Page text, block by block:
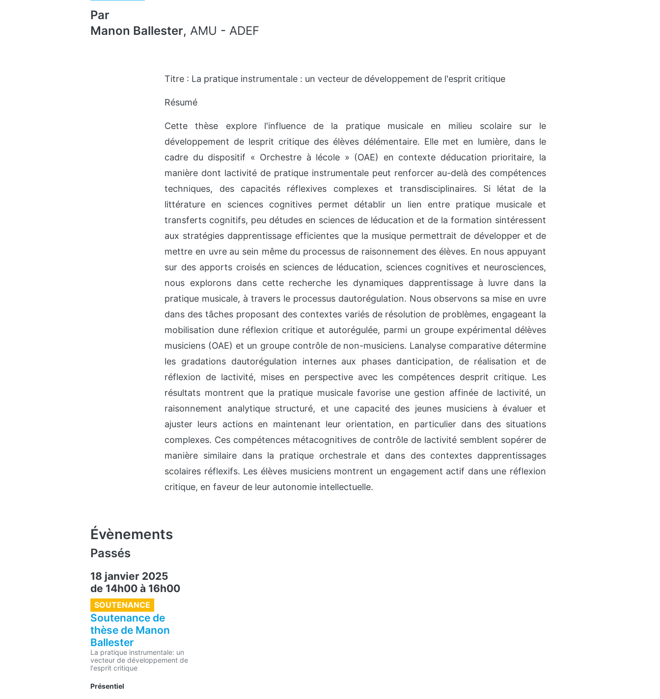
Par
Manon Ballester, AMU - ADEF
Titre : La pratique instrumentale : un vecteur de développement de l'esprit critique
Résumé
Cette thèse explore l'influence de la pratique musicale en milieu scolaire sur le
développement de lesprit critique des élèves délémentaire. Elle met en lumière, dans le
cadre du dispositif « Orchestre à lécole » (OAE) en contexte déducation prioritaire, la
manière dont lactivité de pratique instrumentale peut renforcer au-delà des compétences
techniques, des capacités réflexives complexes et transdisciplinaires. Si létat de la
littérature en sciences cognitives permet détablir un lien entre pratique musicale et
transferts cognitifs, peu détudes en sciences de léducation et de la formation sintéressent
aux stratégies dapprentissage efficientes que la musique permettrait de développer et de
mettre en uvre au sein même du processus de raisonnement des élèves. En nous appuyant
sur des apports croisés en sciences de léducation, sciences cognitives et neurosciences,
nous explorons dans cette recherche les dynamiques dapprentissage à luvre dans la
pratique musicale, à travers le processus dautorégulation. Nous observons sa mise en uvre
dans des tâches proposant des contextes variés de résolution de problèmes, engageant la
mobilisation dune réflexion critique et autorégulée, parmi un groupe expérimental délèves
musiciens (OAE) et un groupe contrôle de non-musiciens. Lanalyse comparative détermine
les gradations dautorégulation internes aux phases danticipation, de réalisation et de
réflexion de lactivité, mises en perspective avec les compétences desprit critique. Les
résultats montrent que la pratique musicale favorise une gestion affinée de lactivité, un
raisonnement analytique structuré, et une capacité des jeunes musiciens à évaluer et
ajuster leurs actions en maintenant leur orientation, en particulier dans des situations
complexes. Ces compétences métacognitives de contrôle de lactivité semblent sopérer de
manière similaire dans la pratique orchestrale et dans des contextes dapprentissages
scolaires réflexifs. Les élèves musiciens montrent un engagement actif dans une réflexion
critique, en faveur de leur autonomie intellectuelle.
Évènements
Passés
18 janvier 2025
de 14h00 à 16h00
SOUTENANCE
Soutenance de
thèse de Manon
Ballester
La pratique instrumentale: un
vecteur de développement de
l'esprit critique
Présentiel